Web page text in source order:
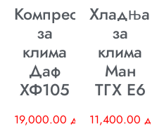
Компресор
за
клима
Даф
ХФ105
19,000.00 ден
Хладњак
за
клима
Ман
ТГХ E6
11,400.00 ден